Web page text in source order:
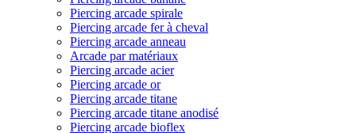
Piercing arcade spirale
Piercing arcade fer à cheval
Piercing arcade anneau
Arcade par matériaux
Piercing arcade acier
Piercing arcade or
Piercing arcade titane
Piercing arcade titane anodisé
Piercing arcade bioflex